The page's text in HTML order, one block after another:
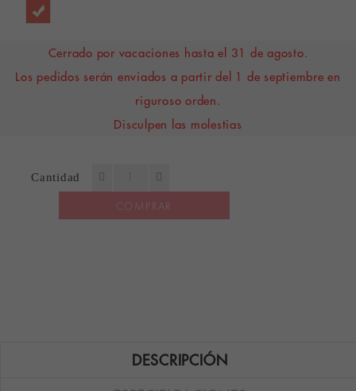
Cerrado por vacaciones hasta el 31 de agosto.
Los pedidos serán enviados a partir del 1 de septiembre en
riguroso orden.
Disculpen las molestias
Cantidad
COMPRAR
DESCRIPCIÓN